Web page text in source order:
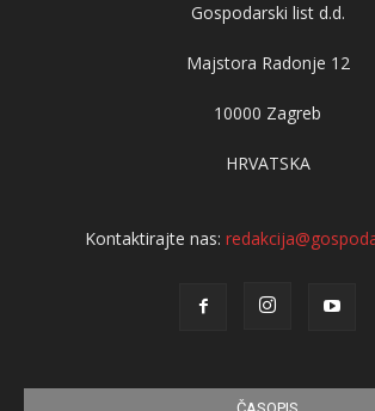
Gospodarski list d.d.
Majstora Radonje 12
10000 Zagreb
HRVATSKA
Kontaktirajte nas: